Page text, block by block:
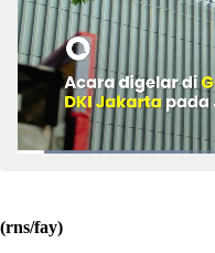
(rns/fay)